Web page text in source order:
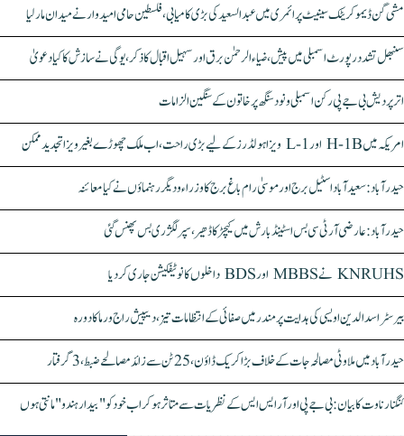
مشی گن ڈیموکریٹک سینیٹ پرائمری میں عبدالسعید کی بڑی کامیابی، فلسطین حامی امیدوار نے میدان مار لیا
سنبھل تشدد رپورٹ اسمبلی میں پیش، ضیاء الرحمٰن برق اور سہیل اقبال کا ذکر، یوگی نے سازش کا کیا دعویٰ
اتر پردیش بی جے پی رکن اسمبلی ونود سنگھ پر خاتون کے سنگین الزامات
امریکہ میں H-1B اور L-1 ویزا ہولڈرز کے لیے بڑی راحت، اب ملک چھوڑے بغیر ویزا تجدید ممکن
حیدرآباد: سعیدآباد اسٹیل برج اور موسیٰ رام باغ برج کا وزراء و دیگر رہنماؤں نے کیا معائنہ
حیدرآباد: عارضی آر ٹی سی بس اسٹینڈ بارش میں کیچڑ کا ڈھیر، سپر لگژری بس پھنس گئی
KNRUHS نے MBBS اور BDS داخلوں کا نوٹیفکیشن جاری کر دیا
بیرسٹر اسدالدین اویسی کی ہدایت پر مندر میں صفائی کے انتظامات تیز، دیپیش راج ورما کا دورہ
حیدرآباد میں ملاوٹی مصالحہ جات کے خلاف بڑا کریک ڈاؤن، 25 ٹن سے زائد مصالحے ضبط، 3 گرفتار
کنگنا رناوت کا بیان: بی جے پی اور آر ایس ایس کے نظریات سے متاثر ہو کر اب خود کو "بیدار ہندو" مانتی ہوں